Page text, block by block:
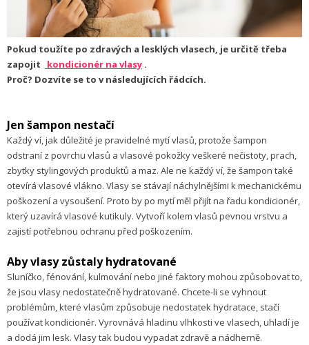
Pokud toužíte po zdravých a lesklých vlasech, je určitě třeba
zapojit
kondicionér na vlasy .
Proč? Dozvíte se to v následujících řádcích.
Jen šampon nestačí
Každý ví, jak důležité je pravidelné mytí vlasů, protože šampon
odstraní z povrchu vlasů a vlasové pokožky veškeré nečistoty, prach,
zbytky stylingových produktů a maz. Ale ne každý ví, že šampon také
otevírá vlasové vlákno. Vlasy se stávají náchylnějšími k mechanickému
poškození a vysoušení. Proto by po mytí měl přijít na řadu kondicionér,
který uzavírá vlasové kutikuly. Vytvoří kolem vlasů pevnou vrstvu a
zajistí potřebnou ochranu před poškozením.
Aby vlasy zůstaly hydratované
Sluníčko, fénování, kulmování nebo jiné faktory mohou způsobovat to,
že jsou vlasy nedostatečně hydratované. Chcete-li se vyhnout
problémům, které vlasům způsobuje nedostatek hydratace, stačí
používat kondicionér. Vyrovnává hladinu vlhkosti ve vlasech, uhladí je
a dodá jim lesk. Vlasy tak budou vypadat zdravě a nádherně.